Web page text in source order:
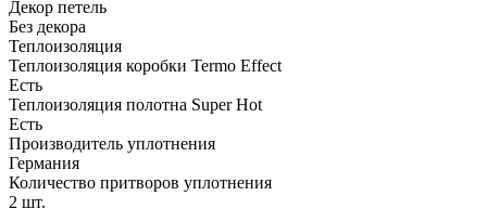
Декор петель
Без декора
Теплоизоляция
Теплоизоляция коробки Termo Effect
Есть
Теплоизоляция полотна Super Нot
Есть
Производитель уплотнения
Германия
Количество притворов уплотнения
2 шт.